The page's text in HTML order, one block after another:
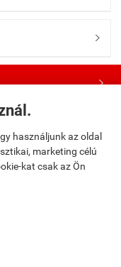
használjunk az oldal
marketing célú
kat csak az Ön

